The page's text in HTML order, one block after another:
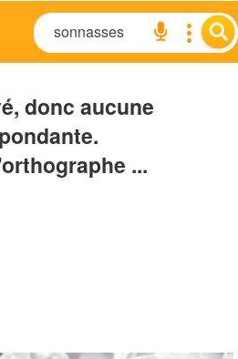
donc aucune
...